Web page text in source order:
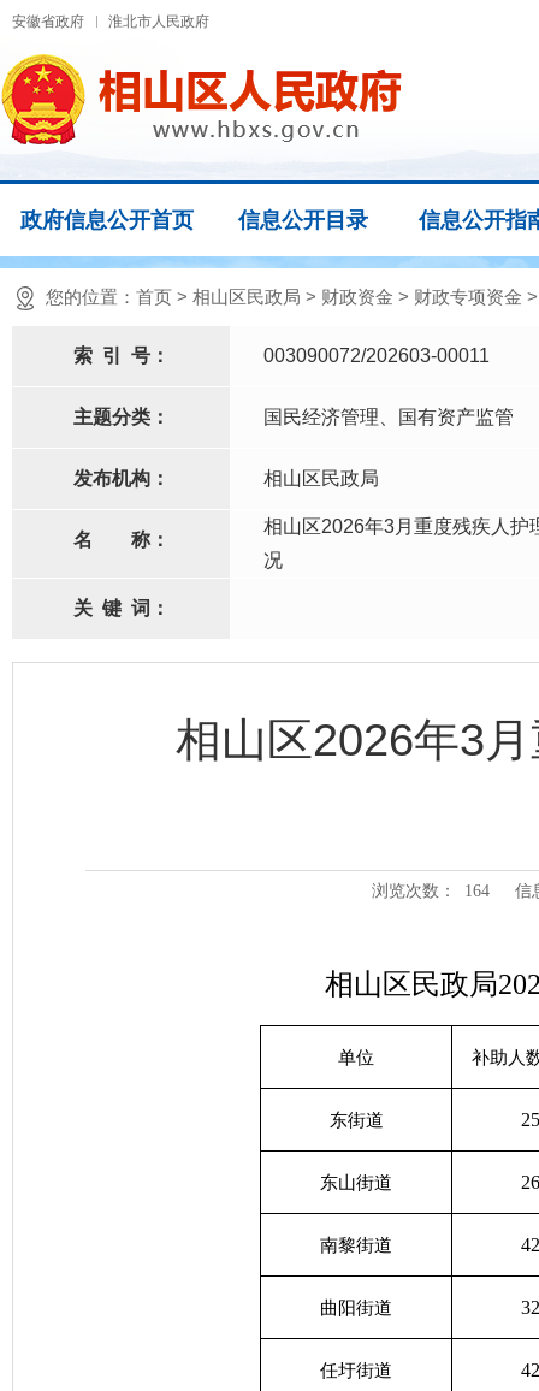
安徽省政府 淮北市人民政府
政府信息公开首页 信息公开目录 信息公开指
您的位置： 首页 > 相山区民政局 > 财政资金 > 财政专项资金
索 引 号： 003090072/202603-00011
主题分类： 国民经济管理、国有资产监管
发布机构： 相山区民政局
名 称：
相山区2026年3月重度残疾人护
况
关 键 词：
相山区2026年3
浏览次数： 164 信
相山区民政局
单位 补助人
东街道
东山街道
南黎街道
曲阳街道
任圩街道